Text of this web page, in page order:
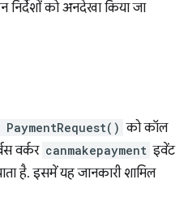
निर्देशों को अनदेखा किया जा
PaymentRequest() को कॉल
वर्कर canmakepayment इवेंट
है. इसमें यह जानकारी शामिल